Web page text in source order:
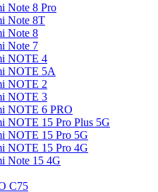
Note 8 Pro
Note 8T
Note 8
Note 7
NOTE 4
NOTE 5A
NOTE 2
NOTE 3
NOTE 6 PRO
NOTE 15 Pro Plus 5G
NOTE 15 Pro 5G
NOTE 15 Pro 4G
Note 15 4G
C75